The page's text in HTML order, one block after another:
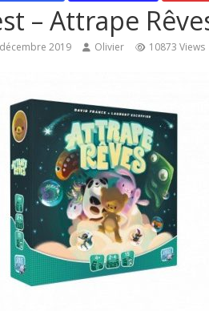
– Attrape
2019 Olivier 10873 Views